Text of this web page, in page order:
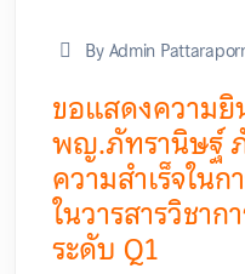
By Admin
ขอแสดงความ
พญ.ภัทรานิษฐ์
ความสำเร็จใน
ในวารสารวิชา
ระดับ Q1